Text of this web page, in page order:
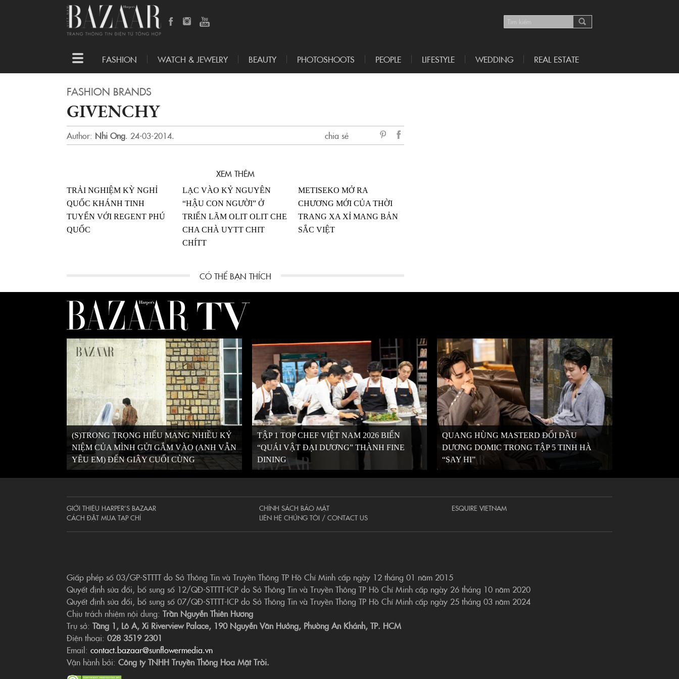
Toggle
navigation
FASHION WATCH & JEWELRY BEAUTY PHOTOSHOOTS PEOPLE LIFESTYLE WEDDING REAL ESTATE
FASHION BRANDS
GIVENCHY
Author: Nhi Ong. 24-03-2014.
chia sẻ
XEM THÊM
TRẢI NGHIỆM KỲ NGHỈ
QUỐC KHÁNH TINH
TUYỂN VỚI REGENT PHÚ
QUỐC
LẠC VÀO KỶ NGUYÊN
“HẬU CON NGƯỜI” Ở
TRIỂN LÃM OLIT OLIT CHE
CHA CHÀ UYTT CHIT
CHÍTT
METISEKO MỞ RA
CHƯƠNG MỚI CỦA THỜI
TRANG XA XỈ MANG BẢN
SẮC VIỆT
(S)TRONG TRỌNG HIẾU MANG NHIỀU KỶ
NIỆM CỦA MÌNH GỬI GẮM VÀO (ANH VẪN
YÊU EM) ĐẾN GIÂY CUỐI CÙNG
TẬP 1 TOP CHEF VIỆT NAM 2026 BIẾN
“QUÁI VẬT ĐẠI DƯƠNG” THÀNH FINE
DINING
QUANG HÙNG MASTERD ĐỐI ĐẦU
DƯƠNG DOMIC TRONG TẬP 5 TINH HÀ
“SAY HI”
GIỚI THIỆU HARPER’S BAZAAR
CÁCH ĐẶT MUA TẠP CHÍ
CHÍNH SÁCH BẢO MẬT
LIÊN HỆ CHÚNG TÔI / CONTACT US
ESQUIRE VIETNAM
Giấp phép số 03/GP-STTTT do Sở Thông Tin và Truyền Thông TP Hồ Chí Minh cấp ngày 12 tháng 01 năm 2015
Quyết định sửa đổi, bổ sung số 12/QĐ-STTTT-ICP do Sở Thông Tin và Truyền Thông TP Hồ Chí Minh cấp ngày 26 tháng 10 năm 2020
Quyết định sửa đổi, bổ sung số 07/QĐ-STTTT-ICP do Sở Thông Tin và Truyền Thông TP Hồ Chí Minh cấp ngày 25 tháng 03 năm 2024
Chịu trách nhiệm nội dung: Trần Nguyễn Thiên Hương
Trụ sở: Tầng 1, Lô A, Xi Riverview Palace, 190 Nguyễn Văn Hưởng, Phường An Khánh, TP. HCM
Điện thoại: 028 3519 2301
Email: contact.bazaar@sunflowermedia.vn
Vận hành bởi: Công ty TNHH Truyền Thông Hoa Mặt Trời.